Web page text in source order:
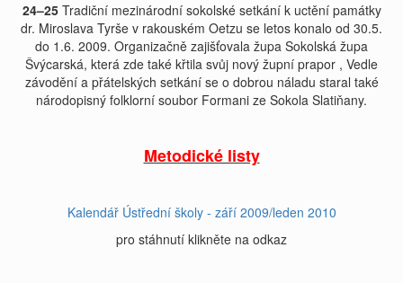
24–25 Tradiční mezinárodní sokolské setkání k uctění památky
dr. Miroslava Tyrše v rakouském Oetzu se letos konalo od 30.5.
do 1.6. 2009. Organizačně zajišťovala župa Sokolská župa
Švýcarská, která zde také křtila svůj nový župní prapor , Vedle
závodění a přátelských setkání se o dobrou náladu staral také
národopisný folklorní soubor Formani ze Sokola Slatiňany.
Metodické listy
Kalendář Ústřední školy - září 2009/leden 2010
pro stáhnutí klikněte na odkaz